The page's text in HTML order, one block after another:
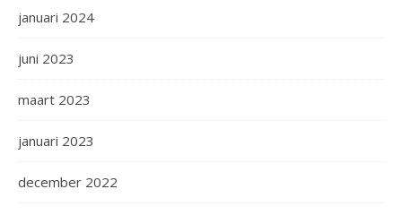
januari 2024
juni 2023
maart 2023
januari 2023
december 2022